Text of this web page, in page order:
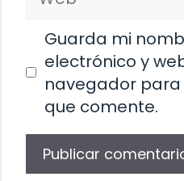
Guarda mi
electrónico y
navegador para
que comente.